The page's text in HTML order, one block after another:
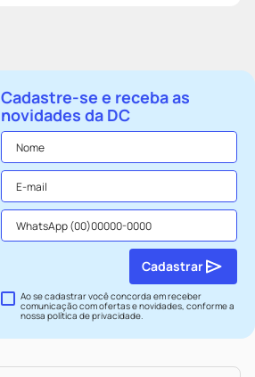
Cadastre-se e receba as
novidades da DC
Ao se cadastrar você concorda em receber
comunicação com ofertas e novidades, conforme a
nossapolítica de privacidade.
Cadastrar